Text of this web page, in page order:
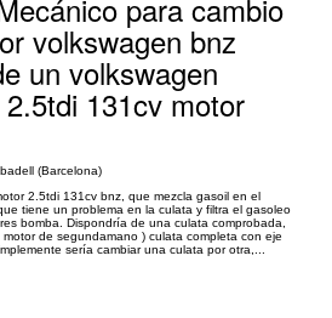
para cambio
volkswagen bnz
un volkswagen
131cv motor
(Barcelona)
2.5tdi 131cv bnz, que mezcla gasoil en el
tiene un problema en la culata y filtra el gasoleo
bomba. Dispondría de una culata comprobada,
de segundamano ) culata completa con eje
sería cambiar una culata por otra,...